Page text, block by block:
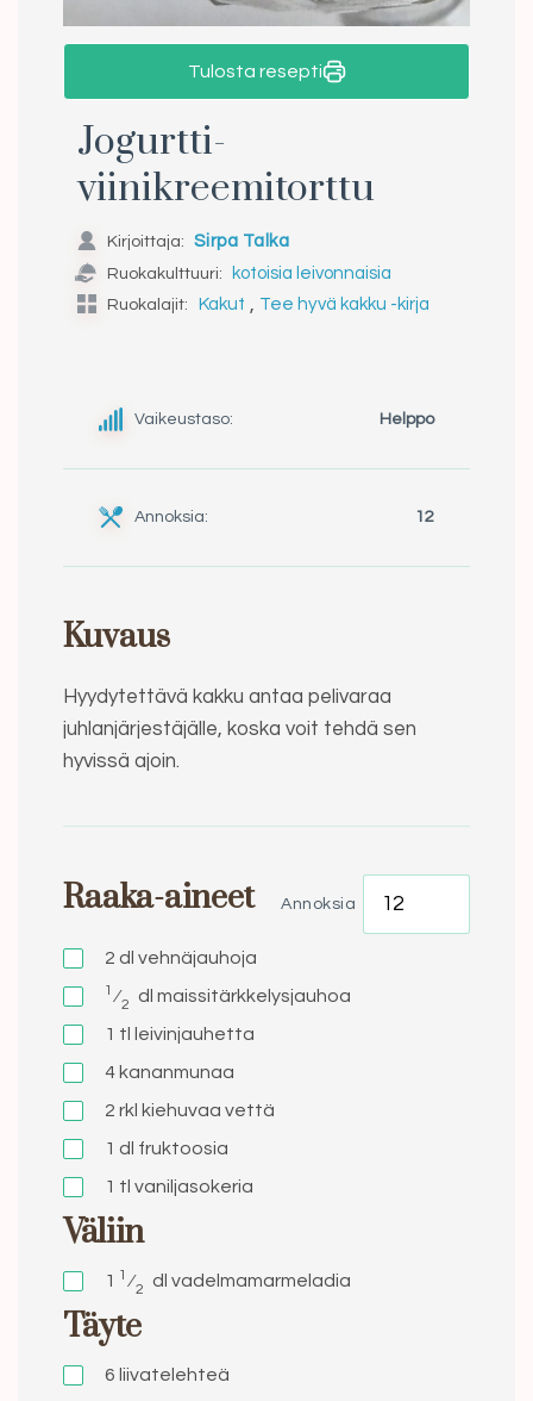
Tulosta resepti
Jogurtti-
viinikreemitorttu
Kirjoittaja: Sirpa Talka
Ruokakulttuuri:
kotoisia leivonnaisia
Ruokalajit:
Kakut , Tee hyvä kakku -kirja
Vaikeustaso: Helppo
Annoksia: 12
Kuvaus
Hyydytettävä kakku antaa pelivaraa
juhlanjärjestäjälle, koska voit tehdä sen
hyvissä ajoin.
Raaka-aineet Annoksia
2 dl vehnäjauhoja
1 ⁄2 dl maissitärkkelysjauhoa
1 tl
leivinjauhetta
4 kananmunaa
2 rkl kiehuvaa vettä
1 dl fruktoosia
1 tl vaniljasokeria
Väliin
1 1 ⁄2 dl vadelmamarmeladia
Täyte
6 liivatelehteä